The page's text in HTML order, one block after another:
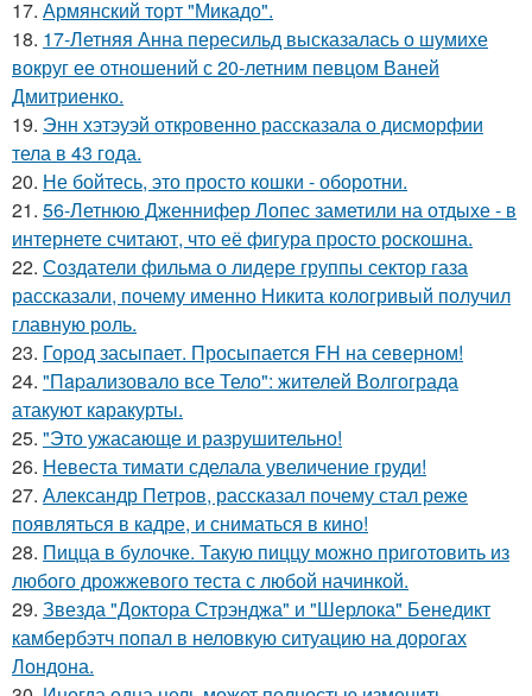
17. Армянский торт "Микадо".
18. 17-Летняя Анна пересильд высказалась о шумихе
вокруг ее отношений с 20-летним певцом Ваней
Дмитриенко.
19. Энн хэтэуэй откровенно рассказала о дисморфии
тела в 43 года.
20. Не бойтесь, это просто кошки - оборотни.
21. 56-Летнюю Дженнифер Лопес заметили на отдыхе - в
интернете считают, что её фигура просто роскошна.
22. Создатели фильма о лидере группы сектор газа
рассказали, почему именно Никита кологривый получил
главную роль.
23. Город засыпает. Просыпается FH на северном!
24. "Пapализовало все Тело": жителей Волгограда
атакуют каракурты.
25. "Это ужасающе и разрушительно!
26. Невеста тимати сделала увеличение груди!
27. Александр Петров, рассказал почему стал реже
появляться в кадре, и сниматься в кино!
28. Пицца в булочке. Такую пиццу можно приготовить из
любого дрожжевого теста с любой начинкой.
29. Звезда "Доктора Стрэнджа" и "Шерлока" Бенедикт
камбербэтч попал в неловкую ситуацию на дорогах
Лондона.